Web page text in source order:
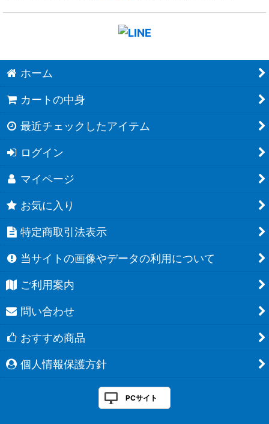
ホーム
カートの中身
最近チェックしたアイテム
ログイン
マイページ
お気に入り
特定商取引法表示
当サイトの画像やデータの利用について
ご利用案内
問い合わせ
おすすめ商品
個人情報保護方針
PCサイト